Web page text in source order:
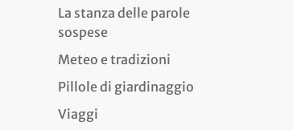
La stanza delle parole
sospese
Meteo e tradizioni
Pillole di giardinaggio
Viaggi